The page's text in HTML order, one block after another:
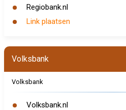
Regiobank.nl
Link plaatsen
Volksbank
Volksbank
Volksbank.nl